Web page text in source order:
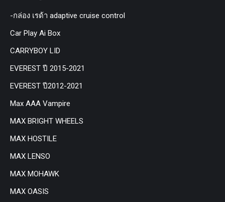
-กล่อง เรด้า adaptive cruise control
Car Play Ai Box
CARRYBOY LID
EVEREST ปี 2015-2021
EVEREST ปี2012-2021
Max AAA Vampire
MAX BRIGHT WHEELS
MAX HOSTILE
MAX LENSO
MAX MOHAWK
MAX OASIS